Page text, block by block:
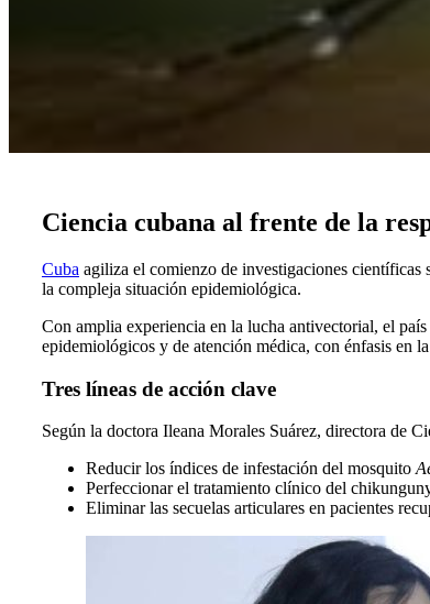
Ciencia cubana al frente de la
Cuba agiliza el comienzo de investigaciones científicas
la compleja situación epidemiológica.
Con amplia experiencia en la lucha antivectorial, el
epidemiológicos y de atención médica, con énfasis en
Tres líneas de acción clave
Según la doctora Ileana Morales Suárez, directora de
Reducir los índices de infestación del mosquito
Perfeccionar el tratamiento clínico del
Eliminar las secuelas articulares en pacientes